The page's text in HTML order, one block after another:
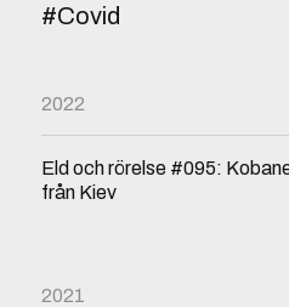
#Covid
2022
Eld och rörelse #095:
från Kiev
2021